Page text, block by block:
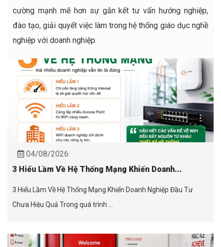
cường mạnh mẽ hơn sự gắn kết tư vấn hướng nghiệp,
đào tạo, giải quyết việc làm trong hệ thống giáo dục nghề
nghiệp với doanh nghiệp.
04/08/2026
3 Hiểu Lầm Về Hệ Thống Mạng Khiến Doanh...
3 Hiểu Lầm Về Hệ Thống Mạng Khiến Doanh Nghiệp Đầu Tư
Chưa Hiệu Quả Trong quá trình ...